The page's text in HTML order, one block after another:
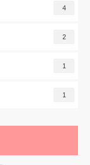
4
2
1
1